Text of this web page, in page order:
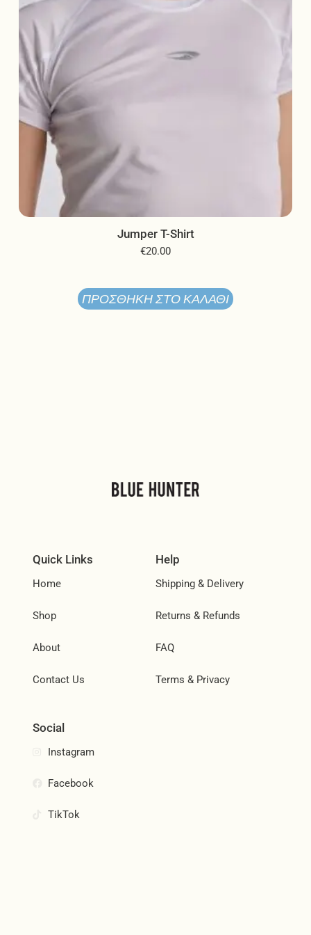
Jumper T-Shirt
€20.00
ΠΡΟΣΘΉΚΗ ΣΤΟ ΚΑΛΆΘΙ
προϊόντος
Quick Links
Home
Shop
About
Contact Us
Help
Shipping & Delivery
Returns & Refunds
FAQ
Terms & Privacy
Social
Instagram
Facebook
TikTok